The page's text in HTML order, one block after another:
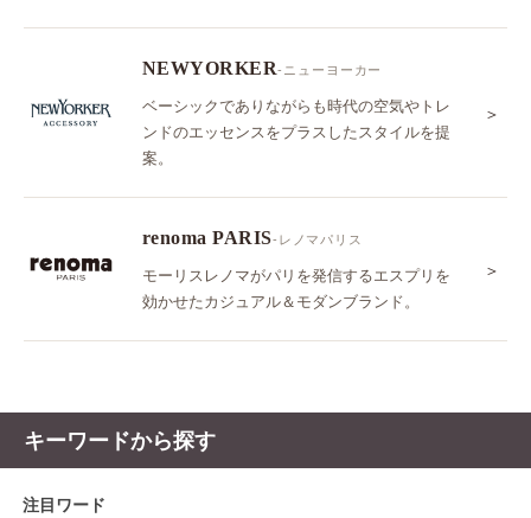
NEWYORKER-ニューヨーカー
ベーシックでありながらも時代の空気やトレ
ンドのエッセンスをプラスしたスタイルを提
案。
＞
renoma PARIS-レノマパリス
モーリスレノマがパリを発信するエスプリを
効かせたカジュアル＆モダンブランド。
＞
キーワードから探す
注目ワード